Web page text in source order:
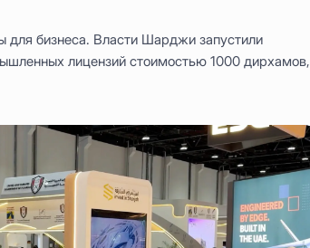
бизнеса. Власти Шарджи запустили
лицензий стоимостью 1000 дирхамов,